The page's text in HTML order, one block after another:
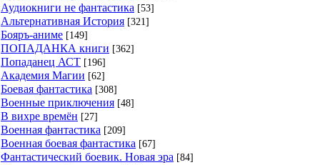
Аудиокниги не фантастика [53]
Альтернативная История [321]
Бояръ-аниме [149]
ПОПАДАНКА книги [362]
Попаданец АСТ [196]
Академия Магии [62]
Боевая фантастика [308]
Военные приключения [48]
В вихре времён [27]
Военная фантастика [209]
Военная боевая фантастика [67]
Фантастический боевик. Новая эра [84]